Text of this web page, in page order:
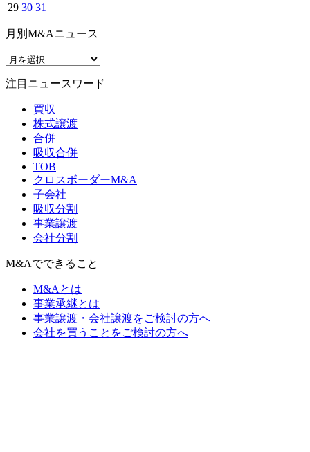
29 30 31
月別M&Aニュース
注目ニュースワード
買収
株式譲渡
合併
吸収合併
TOB
クロスボーダーM&A
子会社
吸収分割
事業譲渡
会社分割
M&Aでできること
M&Aとは
事業承継とは
事業譲渡・会社譲渡をご検討の方へ
会社を買うことをご検討の方へ